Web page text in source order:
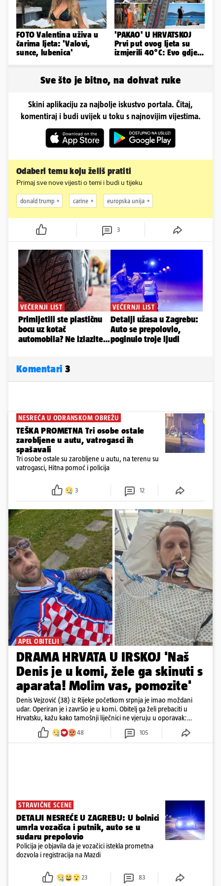
FOTO Valentina uživa u
čarima ljeta: 'Valovi,
sunce, lubenica'
'PAKAO' U HRVATSKOJ
Prvi put ovog ljeta su
izmjerili 40°C: Evo gdje
Sve što je bitno, na dohvat ruke
Skini aplikaciju za najbolje iskustvo portala. Čitaj,
komentiraj i budi uvijek u toku s najnovijim vijestima.
Odaberi temu koju želiš pratiti
Primaj sve nove vijesti o temi i budi u tijeku
donald trump carine europska unija
3
Komentari 3
NESREĆA U ODRANSKOM OBREŽU
TEŠKA PROMETNA Tri osobe ostale
zarobljene u autu, vatrogasci ih
spašavali
Tri osobe ostale su zarobljene u autu, na terenu su
vatrogasci, Hitna pomoć i policija
3 12
APEL OBITELJI
DRAMA HRVATA U IRSKOJ 'Naš
Denis je u komi, žele ga skinuti s
aparata! Molim vas, pomozite'
Denis Vejzović (38) iz Rijeke početkom srpnja je imao moždani
udar. Operiran je i završio je u komi. Obitelj ga želi prebaciti u
Hrvatsku, kažu kako tamošnji liječnici ne vjeruju u oporavak:
'Imamo 72 sata'
48 105
STRAVIČNE SCENE
DETALJI NESREĆE U ZAGREBU: U bolnici
umrla vozačica i putnik, auto se u
sudaru prepolovio
Policija je objavila da je vozačici istekla prometna
dozvola i registracija na Mazdi
23 83